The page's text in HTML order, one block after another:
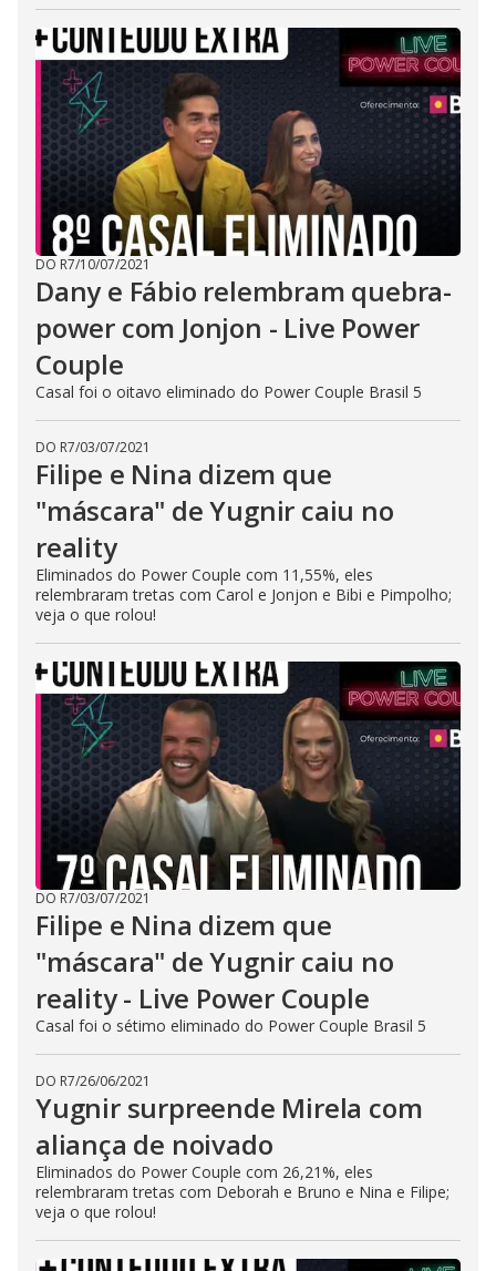
DO R7/10/07/2021
Dany e Fábio relembram quebra-
power com Jonjon - Live Power
Couple
Casal foi o oitavo eliminado do Power Couple Brasil 5
DO R7/03/07/2021
Filipe e Nina dizem que
"máscara" de Yugnir caiu no
reality
Eliminados do Power Couple com 11,55%, eles
relembraram tretas com Carol e Jonjon e Bibi e Pimpolho;
veja o que rolou!
DO R7/03/07/2021
Filipe e Nina dizem que
"máscara" de Yugnir caiu no
reality - Live Power Couple
Casal foi o sétimo eliminado do Power Couple Brasil 5
DO R7/26/06/2021
Yugnir surpreende Mirela com
aliança de noivado
Eliminados do Power Couple com 26,21%, eles
relembraram tretas com Deborah e Bruno e Nina e Filipe;
veja o que rolou!